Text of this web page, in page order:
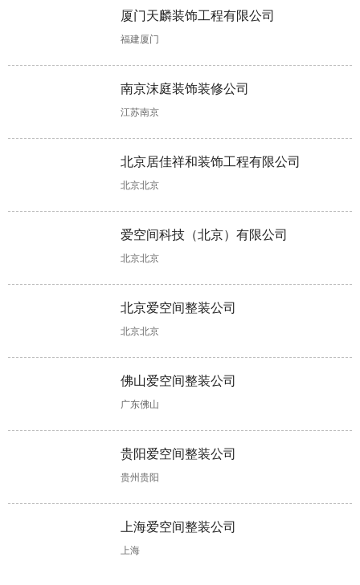
项?这些不能
老房子翻新改
钱?这些具体
做法可助力!
水?具体步骤
如下!
些软装设计元
些?
收房，收房注
有“猫腻”可考
全包装修多少
钱?装修报价
存在个体差
混搭装修怎么
设计?有两个
婚房装修木工
项目不可少，
厦门天麟装饰工程有限公司
福建厦门
南京沫庭装饰装修公司
江苏南京
北京居佳祥和装饰工程有限公司
北京北京
爱空间科技（北京）有限公司
北京北京
北京爱空间整装公司
北京北京
佛山爱空间整装公司
广东佛山
贵阳爱空间整装公司
贵州贵阳
上海爱空间整装公司
上海